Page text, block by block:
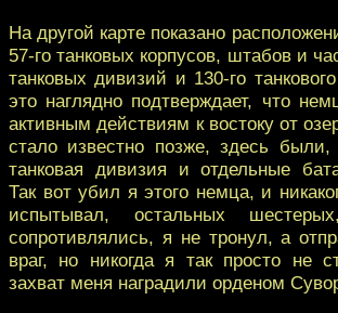
На другой карте показано
57-го танковых корпусов, штабов и
танковых дивизий и 130-го
это наглядно подтверждает, что
активным действиям к востоку от
стало известно позже, здесь были,
танковая дивизия и отдельные
Так вот убил я этого немца, и
испытывал, остальных
сопротивлялись, я не тронул, а
враг, но никогда я так просто не
захват меня наградили орденом